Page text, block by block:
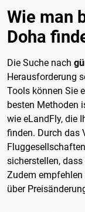
Wie man
Doha
Die Suche nach
Herausforderung
Tools können Sie
besten Methoden
wie eLandFly, die
finden. Durch das
sicherstellen,
Zudem
über